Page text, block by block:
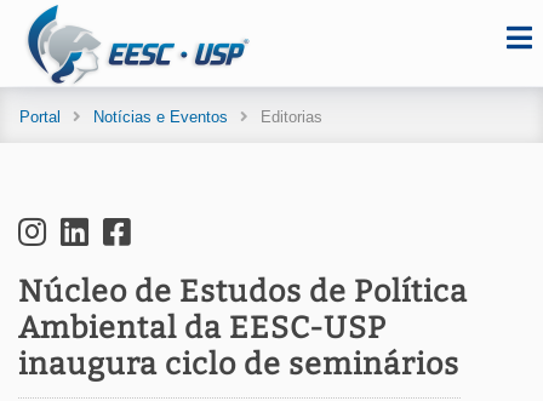
Portal Notícias e Eventos Editorias
Núcleo de Estudos de Política
Ambiental da EESC-USP
inaugura ciclo de seminários